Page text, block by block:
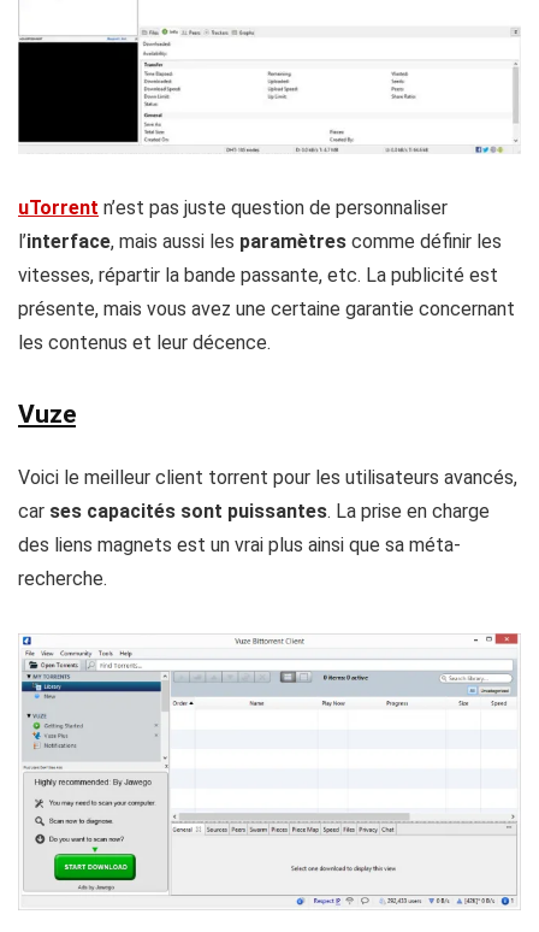
uTorrent n’est pas juste question de personnaliser
l’interface, mais aussi les paramètres comme définir les
vitesses, répartir la bande passante, etc. La publicité est
présente, mais vous avez une certaine garantie concernant
les contenus et leur décence.
Vuze
Voici le meilleur client torrent pour les utilisateurs avancés,
car ses capacités sont puissantes. La prise en charge
des liens magnets est un vrai plus ainsi que sa méta-
recherche.